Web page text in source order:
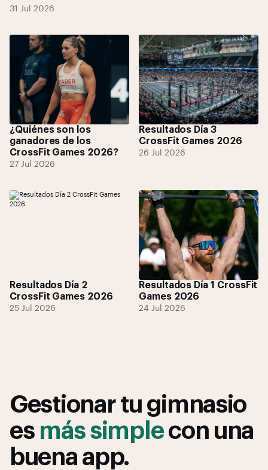
31 Jul 2026
¿Quiénes son los
ganadores de los
CrossFit Games 2026?
27 Jul 2026
Resultados Día 3
CrossFit Games 2026
26 Jul 2026
Resultados Día 2
CrossFit Games 2026
25 Jul 2026
Resultados Día 1 CrossFit
Games 2026
24 Jul 2026
Gestionar tu gimnasio
es más simplecon una
buena app.